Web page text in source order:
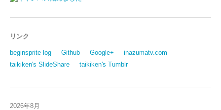
リンク
beginsprite log Github Google+
inazumatv.com
taikiken's SlideShare
taikiken's Tumblr
2026年8月